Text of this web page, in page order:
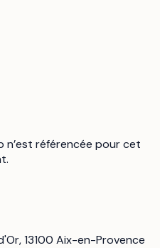
n’est référencée pour cet
13100 Aix-en-Provence